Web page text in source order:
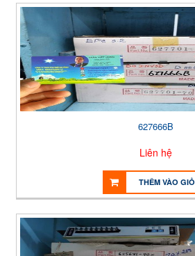
627666B
Liên hệ
THÊM VÀO GIỎ